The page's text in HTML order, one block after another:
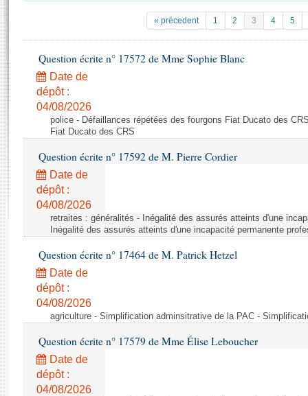
Projets de loi
Propositions de loi
Amendements
Textes adoptés
Rapports législatifs
Rapports sur l'application des lois
Baromètre de l’application des lois
Dossiers législatifs
Budget et sécurité sociale
Questions écrites et orales
Comptes rendus des débats
Documents de référence
( Constitution | Règlement de l'Assemblée ... )
Histoire
Juniors
Anciennes législatures
Contacts et plan d'accès
Photos libres de droit
« précedent 1 2 3 4 5
Question écrite n° 17572 de Mme Sophie Blanc
Date de
dépôt :
04/08/2026
police - Défaillances répétées des fourgons Fiat Ducato des
Fiat Ducato des CRS
Question écrite n° 17592 de M. Pierre Cordier
Date de
dépôt :
04/08/2026
retraites : généralités - Inégalité des assurés atteints d'une
Inégalité des assurés atteints d'une incapacité permanente
Question écrite n° 17464 de M. Patrick Hetzel
Date de
dépôt :
04/08/2026
agriculture - Simplification adminsitrative de la PAC -
Question écrite n° 17579 de Mme Élise Leboucher
Date de
dépôt :
04/08/2026